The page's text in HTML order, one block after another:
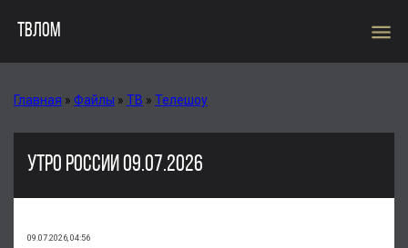
ТВЛОМ menu
Главная » Файлы » ТВ » Телешоу
УТРО РОССИИ 09.07.2026
09.07.2026, 04:56